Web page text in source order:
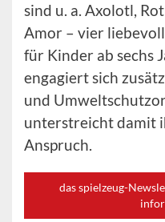
sind u. a. Axolotl,
Amor – vier
für Kinder ab sechs
engagiert sich
und
unterstreicht damit
Anspruch.
das spielzeug-